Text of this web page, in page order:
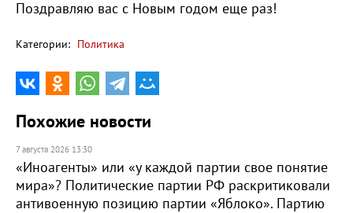
Поздравляю вас с Новым годом еще раз!
Категории: Политика
Похожие новости
7 августа 2026 13:30
«Иноагенты» или «у каждой партии свое понятие
мира»? Политические партии РФ раскритиковали
антивоенную позицию партии «Яблоко». Партию